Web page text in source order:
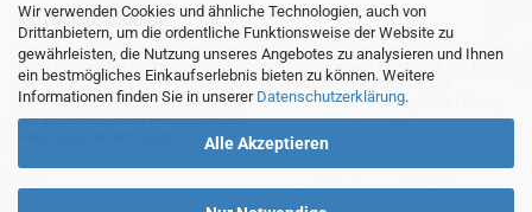
Wir verwenden Cookies und ähnliche Technologien, auch von
Drittanbietern, um die ordentliche Funktionsweise der Website zu
gewährleisten, die Nutzung unseres Angebotes zu analysieren und Ihnen
ein bestmögliches Einkaufserlebnis bieten zu können. Weitere
Informationen finden Sie in unserer Datenschutzerklärung.
Alle Akzeptieren
MOTORRAD-ANKAUF
Sie möchte Ihr altes Motorrad oder Ihre Motorradteile verkaufen ? Wir kaufen
auch gebrauchte Motorräder und Ersatzteilträger sowie Ersatzteile an. Bieten
Sie uns doch unverbindlich das was Sie verkaufen möchten an. Wir
bemühen uns dann eine sowohl für Sie als auch für uns akzeptable Lösung
mit angemessenem Preis zu finden.